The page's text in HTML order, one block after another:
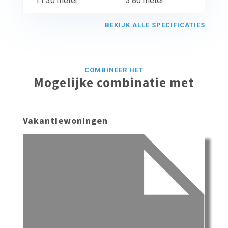
BEKIJK ALLE SPECIFICATIES
COMBINEER HET
Mogelijke combinatie met
Vakantiewoningen